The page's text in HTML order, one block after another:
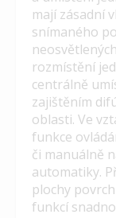
mají zásadní
snímaného
rozmístění
centrálně
zajištěním
oblasti. Ve
funkce
či manuálně
automatiky.
plochy
funkcí